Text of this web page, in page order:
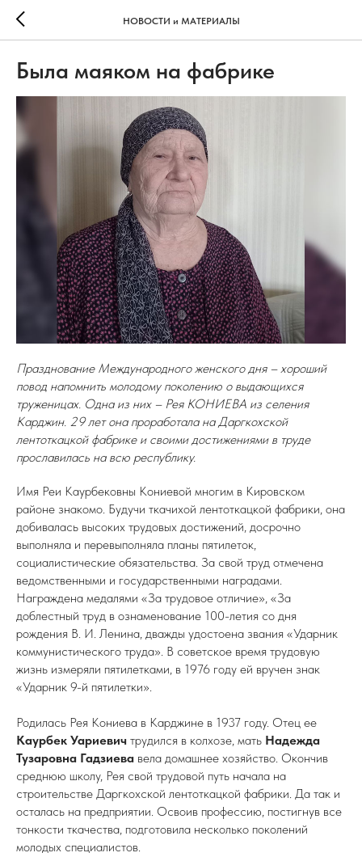
НОВОСТИ и МАТЕРИАЛЫ
Была маяком на фабрике
Празднование Международного женского дня – хороший
повод напомнить молодому поколению о выдающихся
труженицах. Одна из них – Рея КОНИЕВА из селения
Карджин. 29 лет она проработала на Даргкохской
лентоткацкой фабрике и своими достижениями в труде
прославилась на всю республику.
Имя Реи Каурбековны Кониевой многим в Кировском
районе знакомо. Будучи ткачихой лентоткацкой фабрики, она
добивалась высоких трудовых достижений, досрочно
выполняла и перевыполняла планы пятилеток,
социалистические обязательства. За свой труд отмечена
ведомственными и государственными наградами.
Награждена медалями «За трудовое отличие», «За
доблестный труд в ознаменование 100-летия со дня
рождения В. И. Ленина, дважды удостоена звания «Ударник
коммунистического труда». В советское время трудовую
жизнь измеряли пятилетками, в 1976 году ей вручен знак
«Ударник 9-й пятилетки».
Родилась Рея Кониева в Карджине в 1937 году. Отец ее
Каурбек Уариевич трудился в колхозе, мать Надежда
Тузаровна Гадзиева вела домашнее хозяйство. Окончив
среднюю школу, Рея свой трудовой путь начала на
строительстве Даргкохской лентоткацкой фабрики. Да так и
осталась на предприятии. Освоив профессию, постигнув все
тонкости ткачества, подготовила несколько поколений
молодых специалистов.